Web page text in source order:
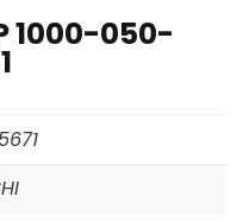
1000-050-